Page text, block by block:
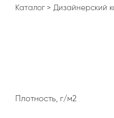
Плотность, г/м2
Каталог Дизайнерский